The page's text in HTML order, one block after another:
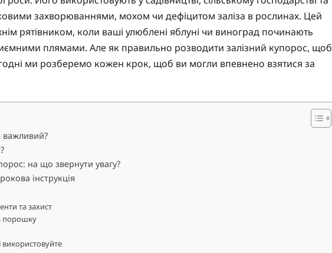
захворюваннями, мохом чи дефіцитом заліза в рослинах. Цей
рятівником, коли ваші улюблені яблуні чи виноград починають
плямами. Але як правильно розводити залізний купорос, щоб
ми розберемо кожен крок, щоб ви могли впевнено взятися за
важливий?
на що звернути увагу?
інструкція
та захист
порошку
використовуйте